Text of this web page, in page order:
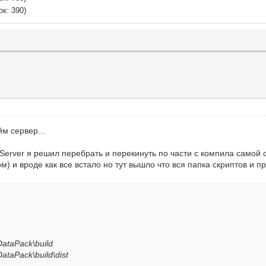
>
>
>
>
java-3.1.10-bin.jar"/>
>
value="net.sf.l2j.Server"/>
>
binary">
390)
сервер...
я решил перебрать и перекинуть по части с компила самой
вроде как все встало но тут вышло что вся папка скриптов и